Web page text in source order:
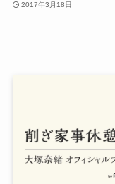
2017年3月18日